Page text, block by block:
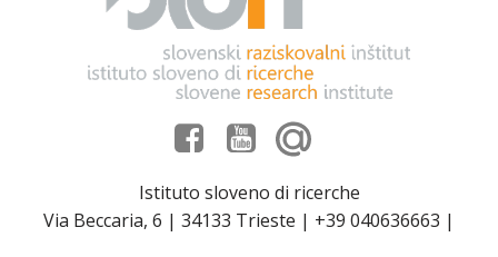
Istituto sloveno di ricerche
Via Beccaria, 6 | 34133 Trieste | +39 040636663 |